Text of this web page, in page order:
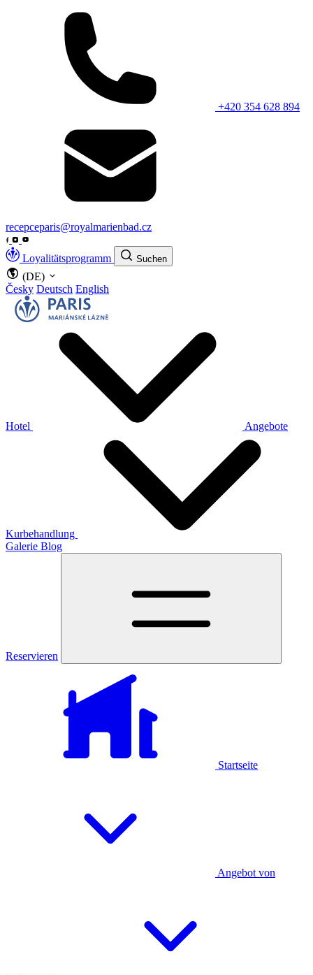
+420 354 628 894
recepceparis@royalmarienbad.cz
Loyalitätsprogramm Suchen
(DE)
Česky Deutsch English
Hotel Angebote
Kurbehandlung
Galerie Blog
Reservieren
Startseite
Angebot von